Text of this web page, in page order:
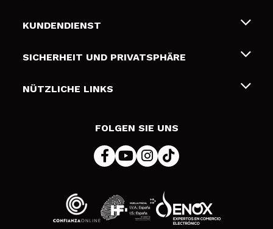
Über uns
Geschenkkarten
KUNDENDIENST
Liefer- und Versandkosten
Zahlung
SICHERHEIT UND PRIVATSPHÄRE
Bedingungen und Datenschutz
NÜTZLICHE LINKS
FOLGEN SIE UNS